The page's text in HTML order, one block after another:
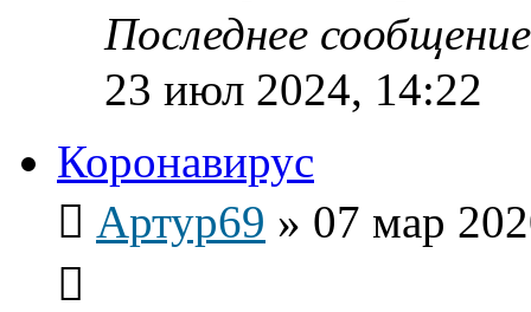
Последнее
23 июл 2024, 14:22
Коронавирус
Артур69 » 07 мар